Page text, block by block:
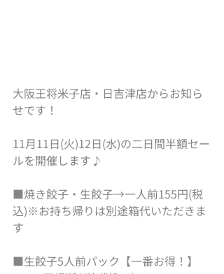
大阪王将米子店・日吉津店からお知ら
せです！
11月11日(火)12日(水)の二日間半額セー
ルを開催します♪
■焼き餃子・生餃子→一人前155円(税
込)※お持ち帰りは別途箱代いただきま
す
■生餃子5人前パック【一番お得！】